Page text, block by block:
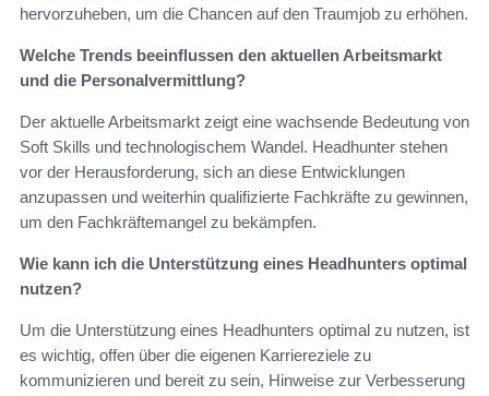
hervorzuheben, um die Chancen auf den Traumjob zu erhöhen.
Welche Trends beeinflussen den aktuellen Arbeitsmarkt
und die Personalvermittlung?
Der aktuelle Arbeitsmarkt zeigt eine wachsende Bedeutung von
Soft Skills und technologischem Wandel. Headhunter stehen
vor der Herausforderung, sich an diese Entwicklungen
anzupassen und weiterhin qualifizierte Fachkräfte zu gewinnen,
um den Fachkräftemangel zu bekämpfen.
Wie kann ich die Unterstützung eines Headhunters optimal
nutzen?
Um die Unterstützung eines Headhunters optimal zu nutzen, ist
es wichtig, offen über die eigenen Karriereziele zu
kommunizieren und bereit zu sein, Hinweise zur Verbesserung